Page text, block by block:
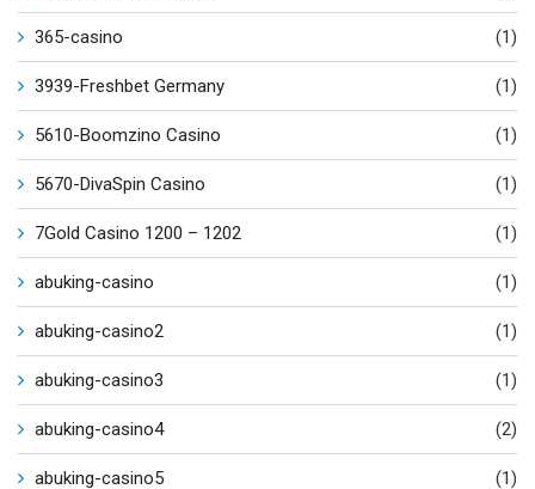
365-casino (1)
3939-Freshbet Germany (1)
5610-Boomzino Casino (1)
5670-DivaSpin Casino (1)
7Gold Casino 1200 – 1202 (1)
abuking-casino (1)
abuking-casino2 (1)
abuking-casino3 (1)
abuking-casino4 (2)
abuking-casino5 (1)